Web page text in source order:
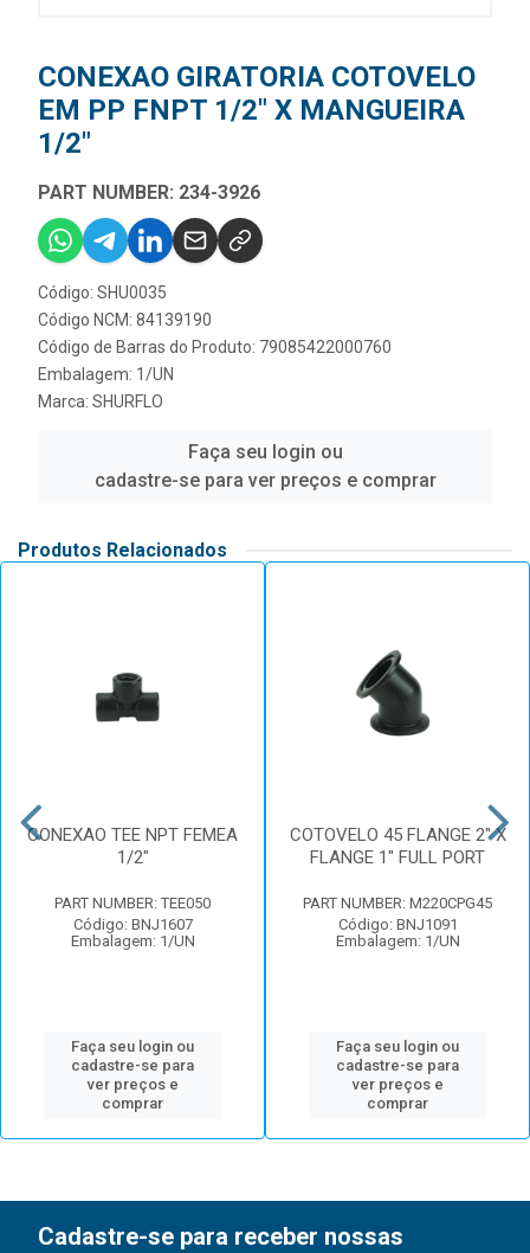
CONEXAO GIRATORIA COTOVELO
EM PP FNPT 1/2" X MANGUEIRA
1/2"
PART NUMBER: 234-3926
Código: SHU0035
Código NCM: 84139190
Código de Barras do Produto: 79085422000760
Embalagem: 1/UN
Marca: SHURFLO
Faça seu login ou
cadastre-se para ver preços e comprar
Produtos Relacionados
CONEXAO TEE NPT FEMEA
1/2"
PART NUMBER: TEE050
Código: BNJ1607
Embalagem: 1/UN
Faça seu login ou
cadastre-se para
ver preços e
comprar
COTOVELO 45 FLANGE 2" X
FLANGE 1" FULL PORT
PART NUMBER: M220CPG45
Código: BNJ1091
Embalagem: 1/UN
Faça seu login ou
cadastre-se para
ver preços e
comprar
Cadastre-se para receber nossas